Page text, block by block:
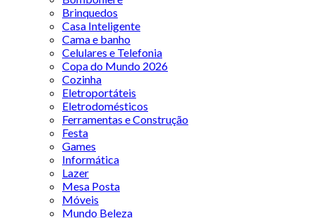
Brinquedos
Casa Inteligente
Cama e banho
Celulares e Telefonia
Copa do Mundo 2026
Cozinha
Eletroportáteis
Eletrodomésticos
Ferramentas e Construção
Festa
Games
Informática
Lazer
Mesa Posta
Móveis
Mundo Beleza